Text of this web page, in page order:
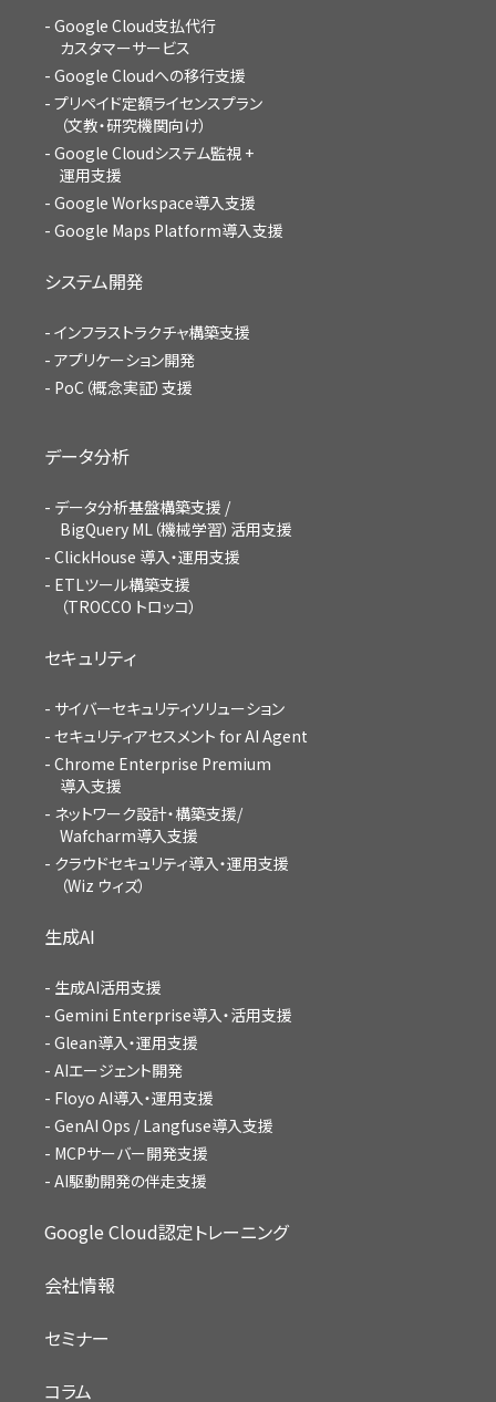
Google Cloud支払代行
カスタマーサービス
Google Cloudへの移行支援
プリペイド定額ライセンスプラン
（文教・研究機関向け）
Google Cloudシステム監視 +
運用支援
Google Workspace導入支援
Google Maps Platform導入支援
システム開発
インフラストラクチャ構築支援
アプリケーション開発
PoC（概念実証）支援
データ分析
データ分析基盤構築支援 /
BigQuery ML（機械学習）活用支援
ClickHouse 導入・運用支援
ETLツール構築支援
（TROCCO トロッコ）
セキュリティ
サイバーセキュリティソリューション
セキュリティアセスメント for AI Agent
Chrome Enterprise Premium
導入支援
ネットワーク設計・構築支援/
Wafcharm導入支援
クラウドセキュリティ導入・運用支援
（Wiz ウィズ）
生成AI
生成AI活用支援
Gemini Enterprise導入・活用支援
Glean導入・運用支援
AIエージェント開発
Floyo AI導入・運用支援
GenAI Ops / Langfuse導入支援
MCPサーバー開発支援
AI駆動開発の伴走支援
Google Cloud認定トレーニング
会社情報
セミナー
コラム